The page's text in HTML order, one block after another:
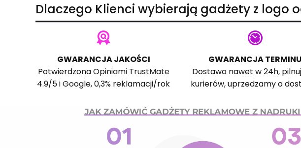
Dlaczego Klienci wybierają gadżety z logo
GWARANCJA JAKOŚCI
PotwierdzonaOpiniami TrustMate
4.9/5 iGoogle, 0,3% reklamacji/rok
GWARANCJA TERMINU
Dostawa nawet w 24h,
kurierów, uprzedzamy o